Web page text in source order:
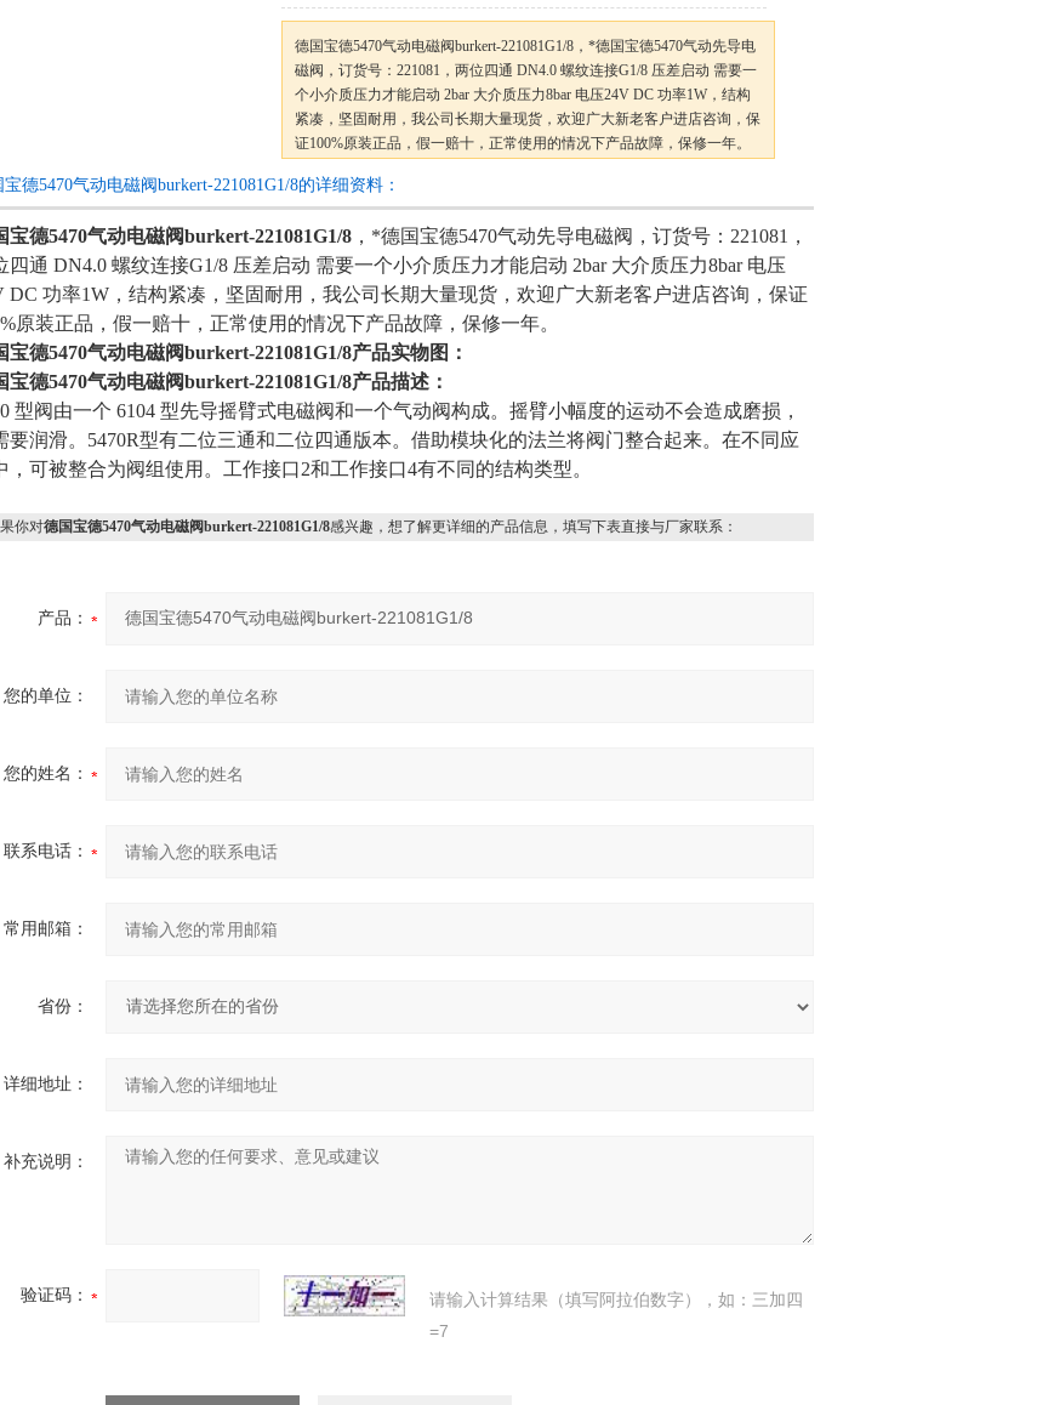
德国宝德5470气动电磁阀burkert-221081G1/8，*德国宝德5470气动先导电
磁阀，订货号：221081，两位四通 DN4.0 螺纹连接G1/8 压差启动 需要一
个小介质压力才能启动 2bar 大介质压力8bar 电压24V DC 功率1W，结构
紧凑，坚固耐用，我公司长期大量现货，欢迎广大新老客户进店咨询，保
证100%原装正品，假一赔十，正常使用的情况下产品故障，保修一年。
德5470气动电磁阀burkert-221081G1/8的详细资料：
宝德5470气动电磁阀burkert-221081G1/8 ，*德国宝德5470气动先导电磁阀，订货号：221081，
四通 DN4.0 螺纹连接G1/8 压差启动 需要一个小介质压力才能启动 2bar 大介质压力8bar 电压
DC 功率1W，结构紧凑，坚固耐用，我公司长期大量现货，欢迎广大新老客户进店咨询，保证
原装正品，假一赔十，正常使用的情况下产品故障，保修一年。
宝德5470气动电磁阀burkert-221081G1/8产品实物图：
宝德5470气动电磁阀burkert-221081G1/8产品描述：
型阀由一个 6104 型先导摇臂式电磁阀和一个气动阀构成。摇臂小幅度的运动不会造成磨损，
要润滑。5470R型有二位三通和二位四通版本。借助模块化的法兰将阀门整合起来。在不同应
，可被整合为阀组使用。工作接口2和工作接口4有不同的结构类型。
你对德国宝德5470气动电磁阀burkert-221081G1/8感兴趣，想了解更详细的产品信息，填写下表直接与厂家联系：
产品：
您的单位：
您的姓名：
联系电话：
常用邮箱：
省份：
详细地址：
补充说明：
验证码：
请输入计算结果（填写阿拉伯数字），如：三加四
=7